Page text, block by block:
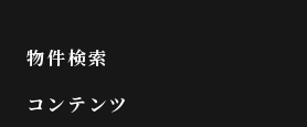
物件検索
コンテンツ